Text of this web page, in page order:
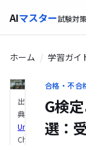
AIマスター試験対策
ホーム 学習ガイ
合格・不合
G検
選：
出
典：
Unsplash（Green
Chameleon）